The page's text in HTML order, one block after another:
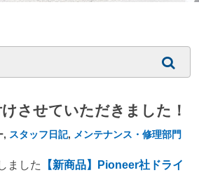
させていただきました！
, スタッフ日記, メンテナンス・修理部門
ました
【新商品】Pioneer社ドライ